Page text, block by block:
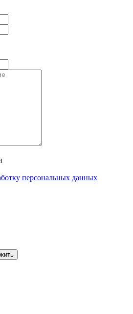
персональных данных